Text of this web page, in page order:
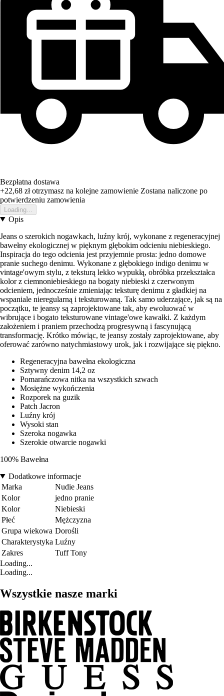
Bezpłatna dostawa
+22,68 złotrzymasz na kolejne zamowienie Zostana naliczone po
potwierdzeniu zamowienia
Loading...
Opis
Jeans o szerokich nogawkach, luźny krój, wykonane z regeneracyjnej
bawełny ekologicznej w pięknym głębokim odcieniu niebieskiego.
Inspiracja do tego odcienia jest przyjemnie prosta: jedno domowe
pranie suchego denimu. Wykonane z głębokiego indigo denimu w
vintage'owym stylu, z teksturą lekko wypukłą, obróbka przekształca
kolor z ciemnoniebieskiego na bogaty niebieski z czerwonym
odcieniem, jednocześnie zmieniając teksturę denimu z gładkiej na
wspaniale nieregularną i teksturowaną. Tak samo uderzające, jak są na
początku, te jeansy są zaprojektowane tak, aby ewoluować w
wibrujące i bogato teksturowane vintage'owe kawałki. Z każdym
założeniem i praniem przechodzą progresywną i fascynującą
transformację. Krótko mówiąc, te jeansy zostały zaprojektowane, aby
oferować zarówno natychmiastowy urok, jak i rozwijające się piękno.
Regeneracyjna bawełna ekologiczna
Sztywny denim 14,2 oz
Pomarańczowa nitka na wszystkich szwach
Mosiężne wykończenia
Rozporek na guzik
Patch Jacron
Luźny krój
Wysoki stan
Szeroka nogawka
Szerokie otwarcie nogawki
100% Bawełna
Dodatkowe informacje
Marka
Nudie Jeans
Kolor
jedno pranie
Kolor
Niebieski
Płeć
Mężczyzna
Grupa wiekowa Dorośli
Charakterystyka Luźny
Zakres
Tuff Tony
Loading...
Loading...
Wszystkie nasze marki